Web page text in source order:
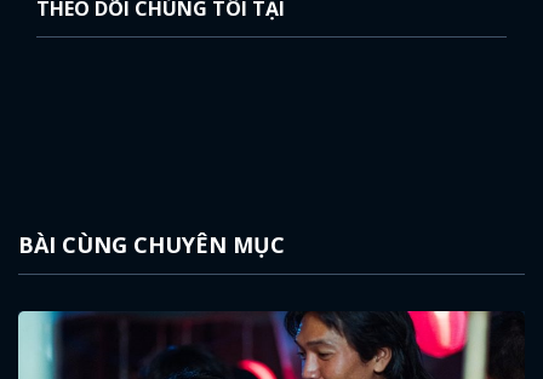
THEO DÕI CHÚNG TÔI TẠI
BÀI CÙNG CHUYÊN MỤC